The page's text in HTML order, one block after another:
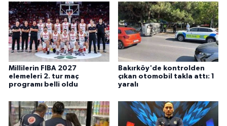
Millilerin FIBA 2027
elemeleri 2. tur maç
programı belli oldu
Bakırköy'de kontrolden
çıkan otomobil takla attı: 1
yaralı